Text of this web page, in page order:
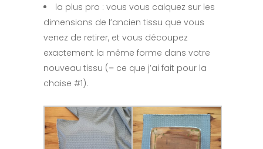
la plus pro : vous vous calquez sur les
dimensions de l’ancien tissu que vous
venez de retirer, et vous découpez
exactement la même forme dans votre
nouveau tissu (= ce que j’ai fait pour la
chaise #1).